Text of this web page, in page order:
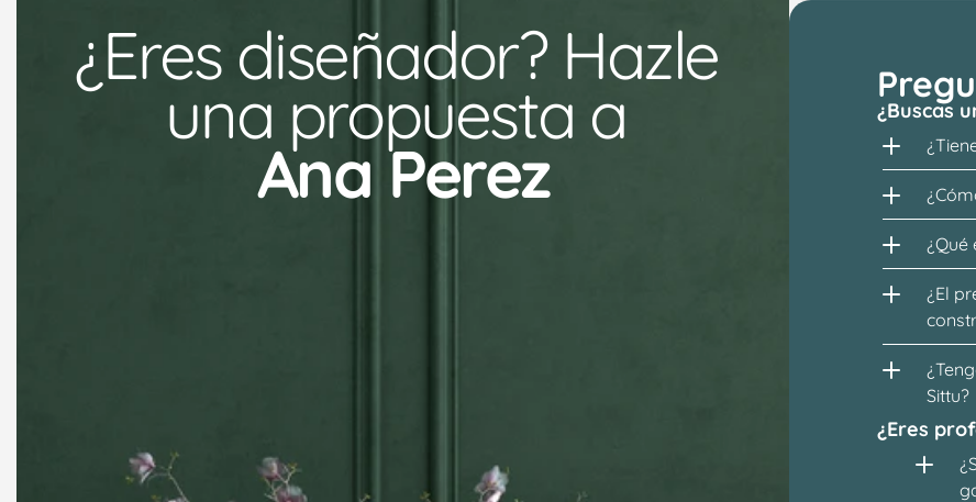
¿Eres diseñador? Hazle
una propuesta a
Ana Perez
¿Buscas
¿Qué
¿El
Sittu?
¿Eres